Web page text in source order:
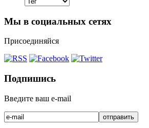
Мы в социальных сетях
Присоединяйся
Подпишись
Введите ваш e-mail